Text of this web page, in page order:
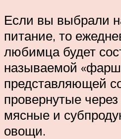
Если вы выбрали
питание, то
любимца будет
называемой
представляющей
провернутые
мясные и
овощи.